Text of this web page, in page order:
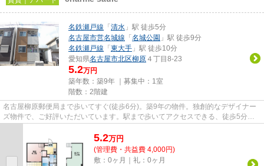
名鉄瀬戸線 「 清水 」駅 徒歩5分
名古屋市営名城線 「 名城公園 」駅 徒歩9分
名鉄瀬戸線 「 東大手 」駅 徒歩10分
愛知県名古屋市北区柳原 ４丁目8-23
5.2万円
築年数：築9年 ｜募集中： 1室
階数：2階建
名古屋柳原郵便局まで歩いてすぐ(徒歩6分)。築9年の物件。独創的なデザイナー
ズ物件で、ご好評いただいています。駅まで歩いてアクセスできる、徒歩5分の
5.2万円
(管理費・共益費 4,000円)
敷：0ヶ月｜礼：0ヶ月